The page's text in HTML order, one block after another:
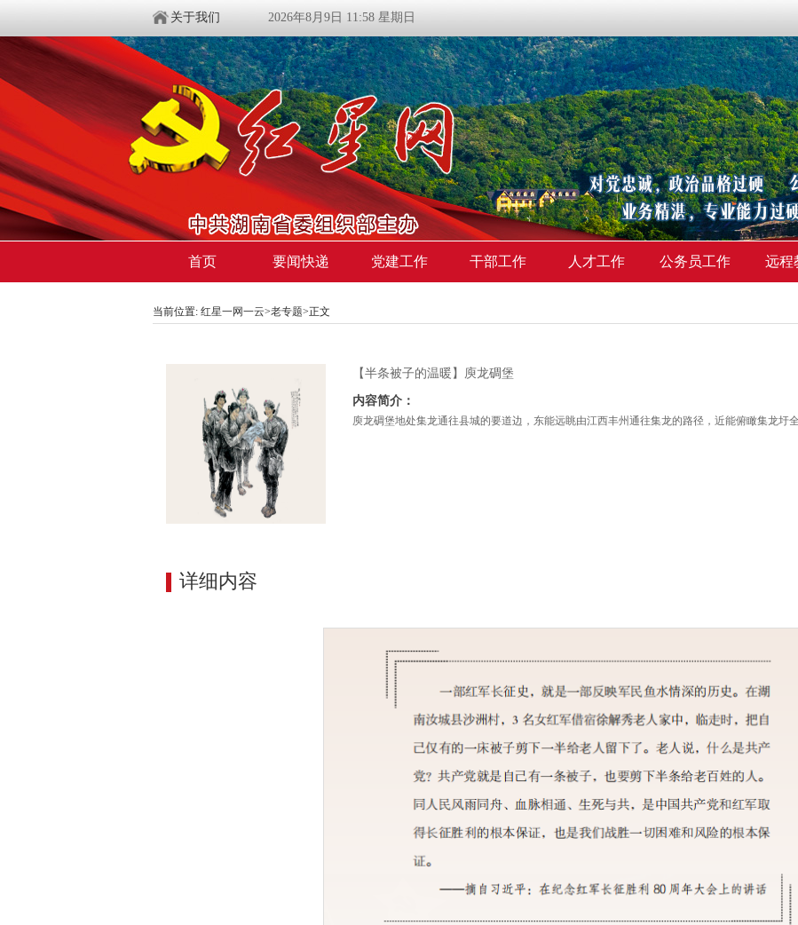
关于我们 2026年8月9日 11:58 星期日
首页 要闻快递 党建工作 干部工作 人才工作 公务员工作 远程
当前位置: 红星一网一云>老专题>正文
【半条被子的温暖】庾龙碉堡
内容简介：
庾龙碉堡地处集龙通往县城的要道边，东能远眺由江西丰州通往集龙的路径，近能俯瞰集龙圩
详细内容